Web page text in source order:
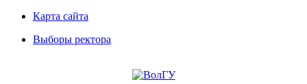
Карта сайта
Выборы ректора